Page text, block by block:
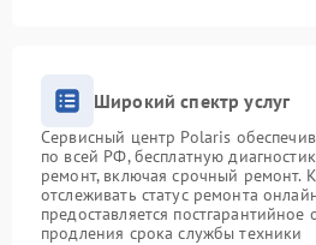
Широкий спектр услуг
Сервисный центр Polaris
по всей РФ, бесплатную
ремонт, включая срочный ремонт.
отслеживать статус ремонта
предоставляется
продления срока службы техники